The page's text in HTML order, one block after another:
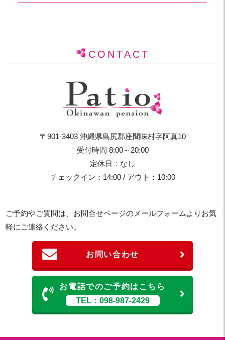
CONTACT
〒901-3403 沖縄県島尻郡座間味村字阿真10
受付時間 8:00～20:00
定休日：なし
チェックイン：14:00 / アウト：10:00
ご予約やご質問は、お問合せページのメールフォームよりお気
軽にご連絡ください。
お問い合わせ
お電話でのご予約はこちら
TEL：098-987-2429